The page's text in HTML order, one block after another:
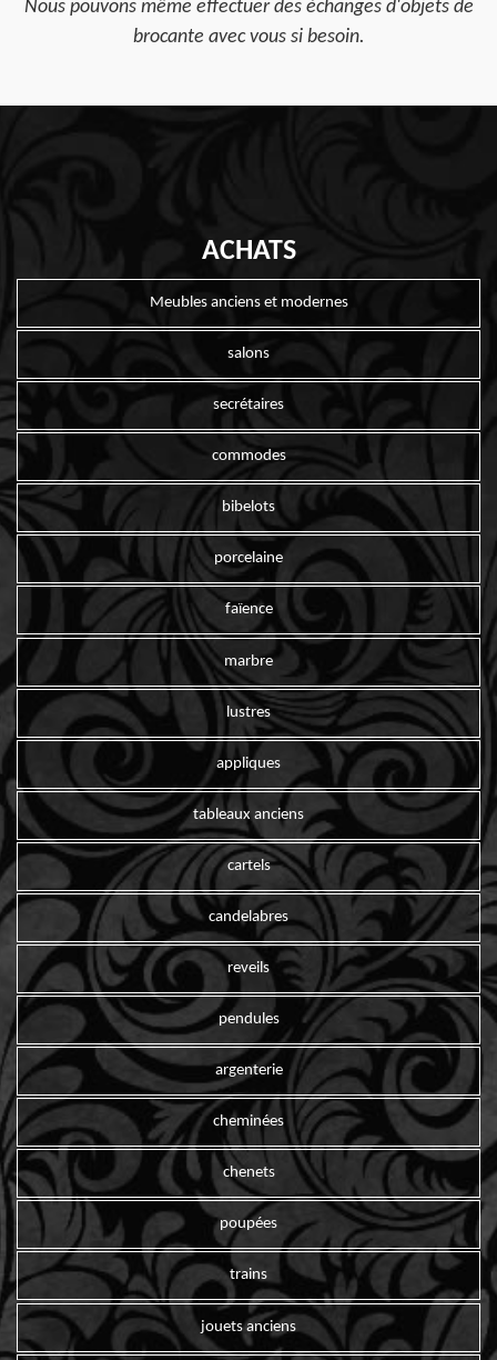
Nous pouvons même effectuer des échanges d'objets de
brocante avec vous si besoin.
ACHATS
Meubles anciens et modernes
salons
secrétaires
commodes
bibelots
porcelaine
faïence
marbre
lustres
appliques
tableaux anciens
cartels
candelabres
reveils
pendules
argenterie
cheminées
chenets
poupées
trains
jouets anciens